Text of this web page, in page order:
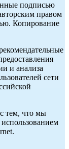
подписью
правом
Копирование
и анализа
сети
тем, что мы